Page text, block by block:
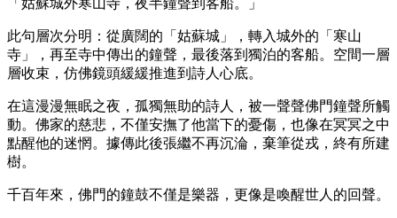
此句層次分明：從廣闊的「姑蘇城」，轉入城外的「寒山
寺」，再至寺中傳出的鐘聲，最後落到獨泊的客船。空間一層
層收束，仿佛鏡頭緩緩推進到詩人心底。
在這漫漫無眠之夜，孤獨無助的詩人，被一聲聲佛門鐘聲所觸
動。佛家的慈悲，不僅安撫了他當下的憂傷，也像在冥冥之中
點醒他的迷惘。據傳此後張繼不再沉淪，棄筆從戎，終有所建
樹。
千百年來，佛門的鐘鼓不僅是樂器，更像是喚醒世人的回聲。